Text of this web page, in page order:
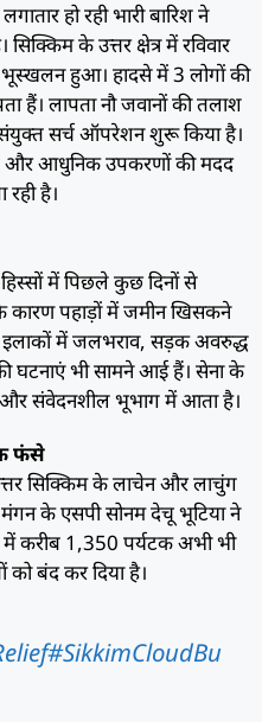
हो रही भारी बारिश ने
के उत्तर क्षेत्र में रविवार
हुआ। हादसे में 3 लोगों की
हैं। लापता नौ जवानों की तलाश
सर्च ऑपरेशन शुरू किया है।
और आधुनिक उपकरणों की मदद
है।
में पिछले कुछ दिनों से
कारण पहाड़ों में जमीन खिसकने
इलाकों में जलभराव, सड़क अवरुद्ध
घटनाएं भी सामने आई हैं। सेना के
और संवेदनशील भूभाग में आता है।
फंसे
सिक्किम के लाचेन और लाचुंग
के एसपी सोनम देचू भूटिया ने
करीब 1,350 पर्यटक अभी भी
को बंद कर दिया है।
#SikkimCloudBu